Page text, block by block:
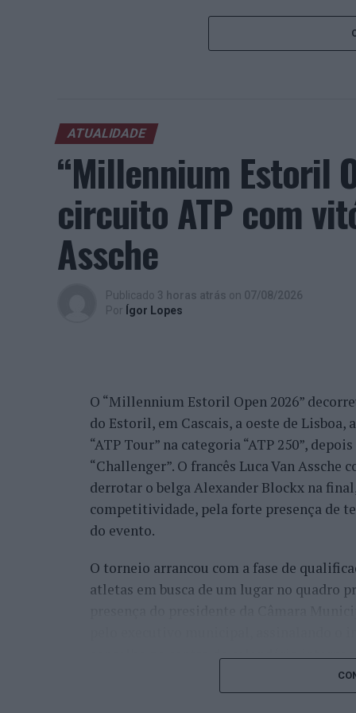
ATUALIDADE
“Millennium Estoril
circuito ATP com
Assche
Publicado 3 horas atrás on 07/08/2026
Por Ígor Lopes
O “Millennium Estoril Open 2026”
do Estoril, em Cascais, a oeste de
“ATP Tour” na categoria “ATP 250”,
“Challenger”. O francês Luca Van
derrotar o belga Alexander Blockx na
competitividade, pela forte presença de
do evento.
O torneio arrancou com a fase de
atletas em busca de um lugar no quadro
concelho no centro do calendário
Apesar das desistências de última hora